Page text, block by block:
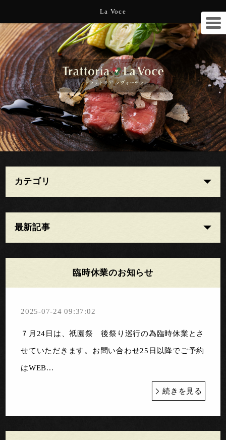
La Voce
カテゴリ
最新記事
臨時休業のお知らせ
2025-07-24 09:37:02
７月24日は、祇園祭 後祭り巡行の為臨時休業とさ
せていただきます。お問い合わせ25日以降でご予約
はWEB...
続きを見る